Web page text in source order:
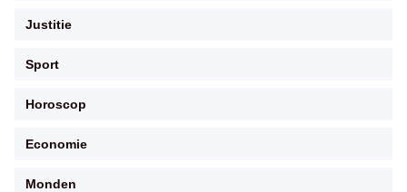
Justitie
Sport
Horoscop
Economie
Monden